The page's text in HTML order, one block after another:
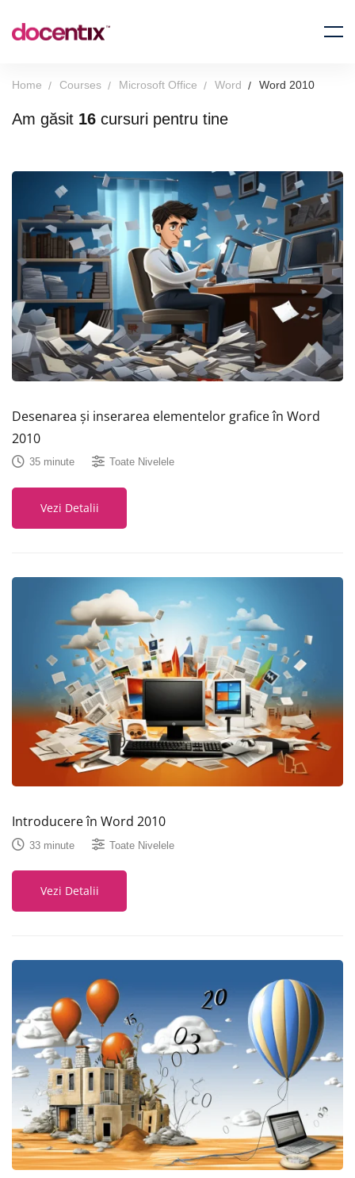
Home Courses Microsoft Office Word Word 2010
Am găsit 16 cursuri pentru tine
Desenarea și inserarea elementelor grafice în Word
2010
35 minute Toate Nivelele
Vezi Detalii
Introducere în Word 2010
33 minute Toate Nivelele
Vezi Detalii